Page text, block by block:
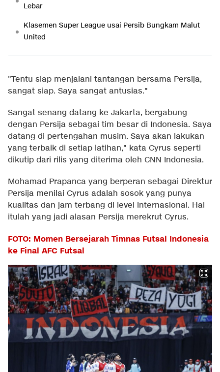
Lebar
Klasemen Super League usai Persib Bungkam Malut
United
"Tentu siap menjalani tantangan bersama Persija,
sangat siap. Saya sangat antusias."
Sangat senang datang ke Jakarta, bergabung
dengan Persija sebagai tim besar di Indonesia. Saya
datang di pertengahan musim. Saya akan lakukan
yang terbaik di setiap latihan," kata Cyrus seperti
dikutip dari rilis yang diterima oleh CNN Indonesia.
Mohamad Prapanca yang berperan sebagai Direktur
Persija menilai Cyrus adalah sosok yang punya
kualitas dan jam terbang di level internasional. Hal
itulah yang jadi alasan Persija merekrut Cyrus.
FOTO: Momen Bersejarah Timnas Futsal Indonesia
ke Final AFC Futsal